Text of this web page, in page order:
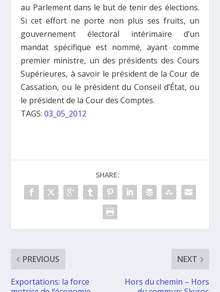
au Parlement dans le but de tenir des élections.
Si cet effort ne porte non plus ses fruits, un
gouvernement électoral intérimaire d’un
mandat spécifique est nommé, ayant comme
premier ministre, un des présidents des Cours
Supérieures, à savoir le président de la Cour de
Cassation, ou le président du Conseil d’État, ou
le président de la Cour des Comptes.
TAGS:03_05_2012
SHARE:
PREVIOUS
Exportations: la force
NEXT
Hors du chemin – Hors